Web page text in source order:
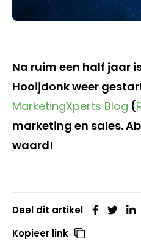
Na ruim een half jaar
Hooijdonk weer
MarketingXperts Blog (
marketing en sales.
waard!
Deel dit artikel
Kopieer link